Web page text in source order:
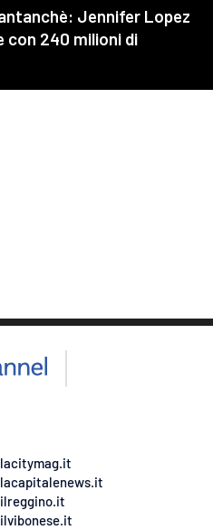
lacitymag.it
lacapitalenews.it
ilreggino.it
ilvibonese.it